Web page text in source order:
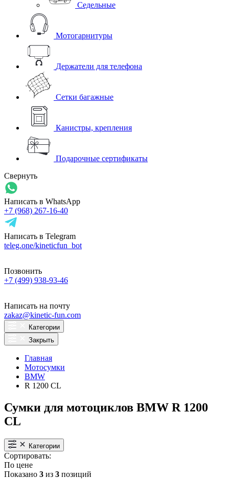
Седельные
Мотогарнитуры
Держатели для телефона
Сетки багажные
Канистры, крепления
Подарочные сертификаты
Свернуть
Написать в WhatsApp
+7 (968) 267-16-40
Написать в Telegram
teleg.one/kineticfun_bot
Позвонить
+7 (499) 938-93-46
Написать на почту
zakaz@kinetic-fun.com
Категории
Закрыть
Главная
Мотосумки
BMW
R 1200 CL
Сумки для мотоциклов BMW R 1200
CL
Категории
Сортировать:
По цене
Показано 3 из 3 позиций